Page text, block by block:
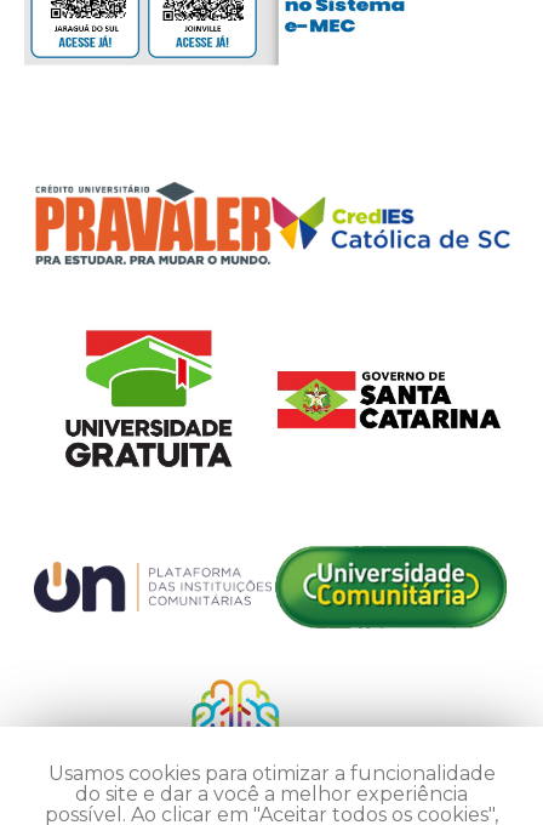
Usamos cookies para otimizar a funcionalidade
do site e dar a você a melhor experiência
possível. Ao clicar em "Aceitar todos os cookies",